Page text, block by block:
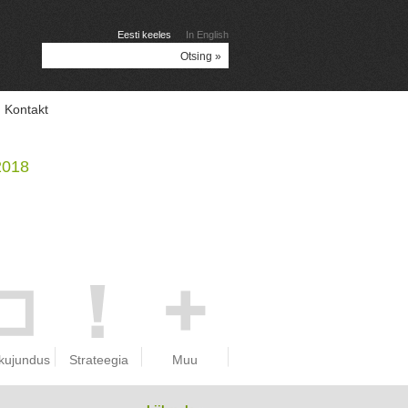
Eesti keeles In English
Kontakt
Strateegia Muu